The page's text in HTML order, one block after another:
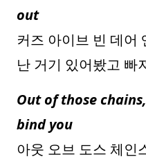
out
커즈 아이브 빈 데어
난 거기 있어봤고 빠
Out of those
bind you
아웃 오브 도스 체인